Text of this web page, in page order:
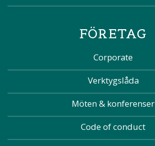
FÖRETAG
Corporate
Verktygslåda
Möten & konferenser
Code of conduct